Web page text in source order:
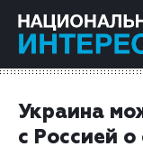
Украина
с Россией о